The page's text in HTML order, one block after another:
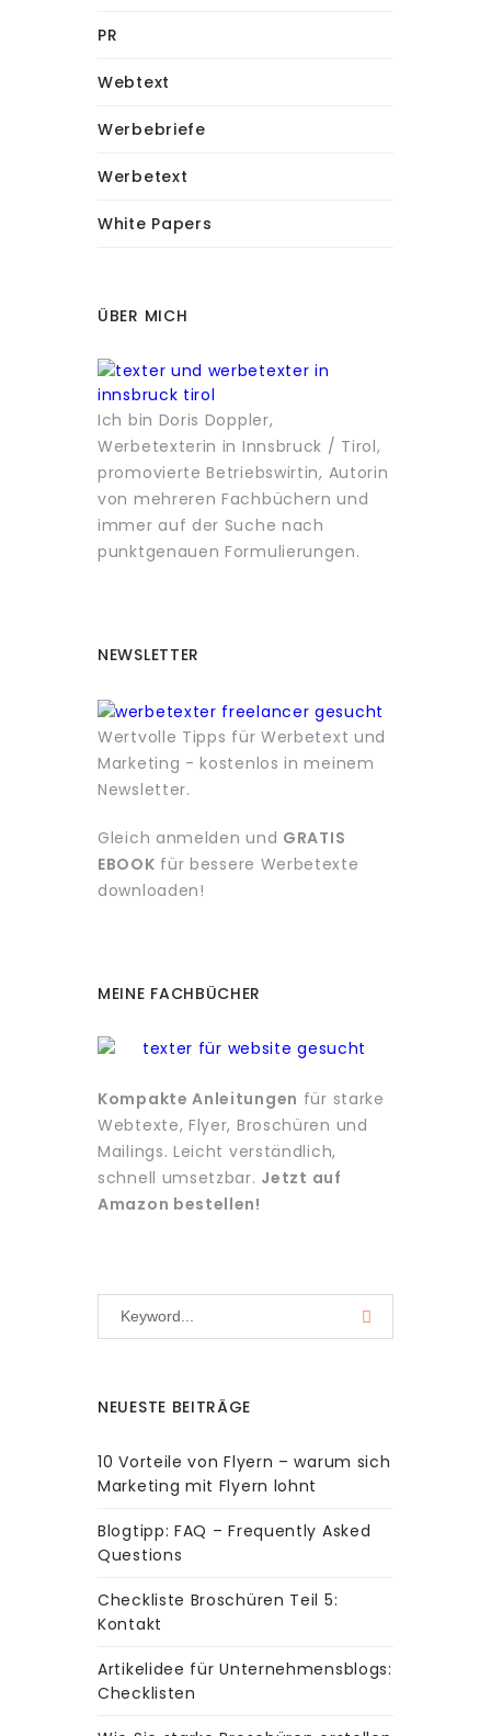
PR
Webtext
Werbebriefe
Werbetext
White Papers
ÜBER MICH
Ich bin Doris Doppler,
Werbetexterin in Innsbruck / Tirol,
promovierte Betriebswirtin, Autorin
von mehreren Fachbüchern und
immer auf der Suche nach
punktgenauen Formulierungen.
NEWSLETTER
Wertvolle Tipps für Werbetext und
Marketing - kostenlos in meinem
Newsletter.
Gleich anmelden und GRATIS
EBOOK für bessere Werbetexte
downloaden!
MEINE FACHBÜCHER
Kompakte Anleitungen für starke
Webtexte, Flyer, Broschüren und
Mailings. Leicht verständlich,
schnell umsetzbar. Jetzt auf
Amazon bestellen!
NEUESTE BEITRÄGE
10 Vorteile von Flyern – warum sich
Marketing mit Flyern lohnt
Blogtipp: FAQ – Frequently Asked
Questions
Checkliste Broschüren Teil 5:
Kontakt
Artikelidee für Unternehmensblogs:
Checklisten